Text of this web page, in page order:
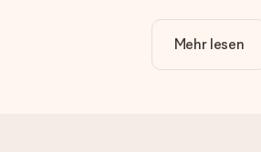
zufrieden bist. Deshalb ist es wichtig,
Mehr lesen